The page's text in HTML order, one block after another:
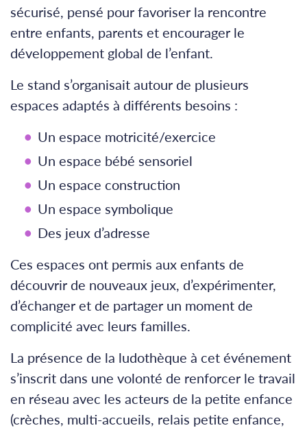
sécurisé, pensé pour favoriser la rencontre
entre enfants, parents et encourager le
développement global de l’enfant.
Le stand s’organisait autour de plusieurs
espaces adaptés à différents besoins :
Un espace motricité/exercice
Un espace bébé sensoriel
Un espace construction
Un espace symbolique
Des jeux d’adresse
Ces espaces ont permis aux enfants de
découvrir de nouveaux jeux, d’expérimenter,
d’échanger et de partager un moment de
complicité avec leurs familles.
La présence de la ludothèque à cet événement
s’inscrit dans une volonté de renforcer le travail
en réseau avec les acteurs de la petite enfance
(crèches, multi-accueils, relais petite enfance,